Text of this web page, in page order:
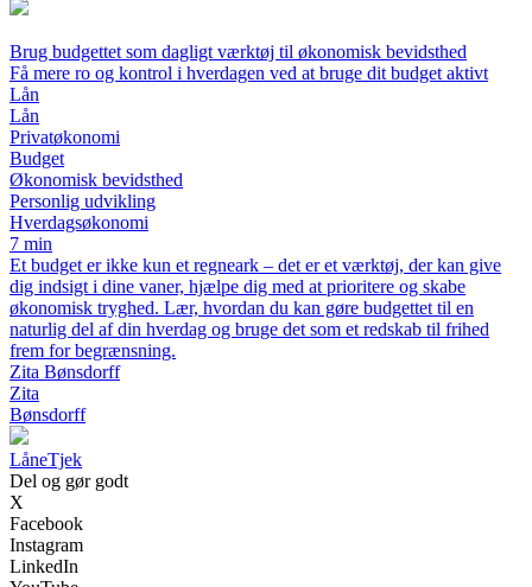
Brug budgettet som dagligt værktøj til økonomisk bevidsthed
Få mere ro og kontrol i hverdagen ved at bruge dit budget aktivt
Lån
Lån
Privatøkonomi
Budget
Økonomisk bevidsthed
Personlig udvikling
Hverdagsøkonomi
7 min
Et budget er ikke kun et regneark – det er et værktøj, der kan give
dig indsigt i dine vaner, hjælpe dig med at prioritere og skabe
økonomisk tryghed. Lær, hvordan du kan gøre budgettet til en
naturlig del af din hverdag og bruge det som et redskab til frihed
frem for begrænsning.
Zita Bønsdorff
Zita
Bønsdorff
LåneTjek
Del og gør godt
X
Facebook
Instagram
LinkedIn